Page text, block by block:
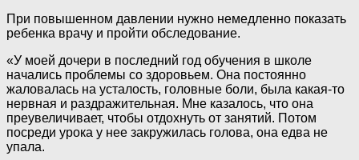
При повышенном давлении нужно немедленно показать
ребенка врачу и пройти обследование.
«У моей дочери в последний год обучения в школе
начались проблемы со здоровьем. Она постоянно
жаловалась на усталость, головные боли, была какая-то
нервная и раздражительная. Мне казалось, что она
преувеличивает, чтобы отдохнуть от занятий. Потом
посреди урока у нее закружилась голова, она едва не
упала.